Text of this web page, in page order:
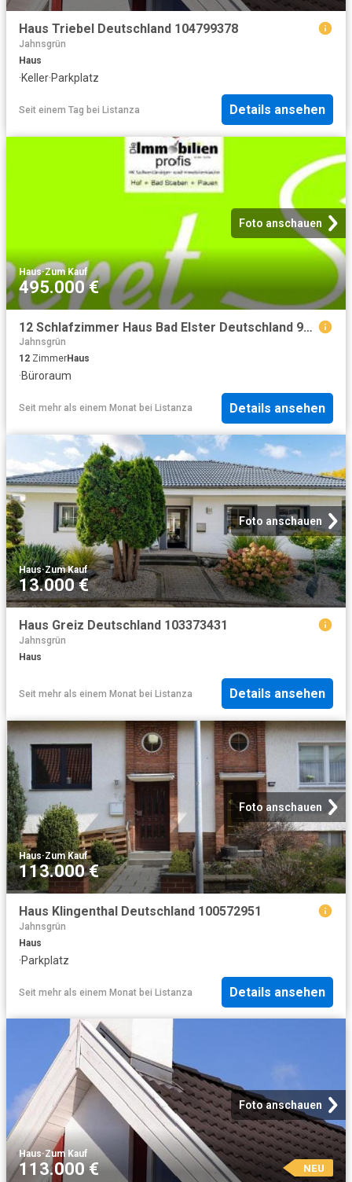
Haus Triebel Deutschland 104799378
Jahnsgrün
Haus
·Keller·Parkplatz
Seit einem Tag bei Listanza Details ansehen
Foto anschauen
Haus·Zum Kauf
495.000 €
12 Schlafzimmer Haus Bad Elster Deutschland 99234856
Jahnsgrün
12 ZimmerHaus
·Büroraum
Seit mehr als einem Monat bei Listanza Details ansehen
Foto anschauen
Haus·Zum Kauf
13.000 €
Haus Greiz Deutschland 103373431
Jahnsgrün
Haus
Seit mehr als einem Monat bei Listanza Details ansehen
Foto anschauen
Haus·Zum Kauf
113.000 €
Haus Klingenthal Deutschland 100572951
Jahnsgrün
Haus
·Parkplatz
Seit mehr als einem Monat bei Listanza Details ansehen
Foto anschauen
Haus·Zum Kauf
113.000 € NEU